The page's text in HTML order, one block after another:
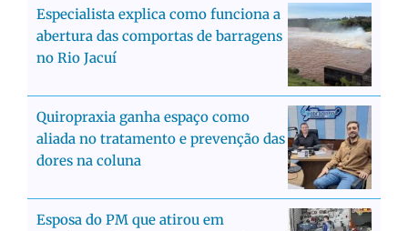
Especialista explica como funciona a
abertura das comportas de barragens
no Rio Jacuí
Quiropraxia ganha espaço como
aliada no tratamento e prevenção das
dores na coluna
Esposa do PM que atirou em